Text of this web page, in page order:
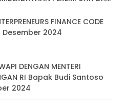
FINANCE CODE
Desember 2024
DENGAN MENTERI
RI Bapak Budi Santoso
2024